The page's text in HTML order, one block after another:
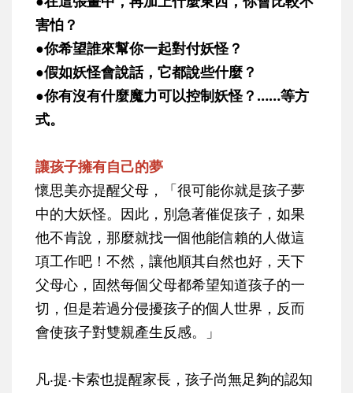
害怕？
●你希望誰來幫你一起對付妖怪？
●假如妖怪會說話，它都說些什麼？
●你有沒有什麼魔力可以控制妖怪？……等方
式。
讓孩子擁有自己的夢
懷思美亦提醒父母，「很可能你就是孩子夢
中的大妖怪。因此，別急著催促孩子，如果
他不肯說，那麼就找一個他能信賴的人做這
項工作吧！不然，讓他順其自然也好，天下
父母心，固然每個父母都希望知道孩子的一
切，但是若過分侵擾孩子的個人世界，反而
會使孩子對雙親產生反感。」
凡‧提‧卡索也提醒家長，孩子尚無足夠的認知